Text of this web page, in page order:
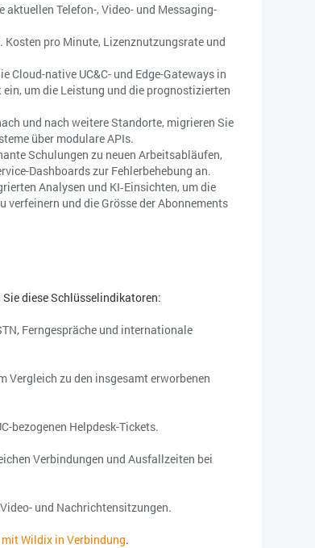
aktuellen Telefon-, Video- und Messaging-
Kosten pro Minute, Lizenznutzungsrate und
Cloud-native UC&C- und Edge-Gateways in
um die Leistung und die prognostizierten
und nach weitere Standorte, migrieren Sie
über modulare APIs.
Schulungen zu neuen Arbeitsabläufen,
Dashboards zur Fehlerbehebung an.
Analysen und KI‑Einsichten, um die
verfeinern und die Grösse der Abonnements
diese Schlüsselindikatoren:
Ferngespräche und internationale
Vergleich zu den insgesamt erworbenen
bezogenen Helpdesk-Tickets.
Verbindungen und Ausfallzeiten bei
und Nachrichtensitzungen.
Wildix in Verbindung.